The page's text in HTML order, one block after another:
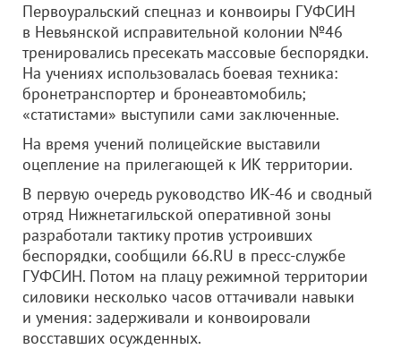
Первоуральский спецназ и конвоиры ГУФСИН
в Невьянской исправительной колонии №46
тренировались пресекать массовые беспорядки.
На учениях использовалась боевая техника:
бронетранспортер и бронеавтомобиль;
«статистами» выступили сами заключенные.
На время учений полицейские выставили
оцепление на прилегающей к ИК территории.
В первую очередь руководство ИК-46 и сводный
отряд Нижнетагильской оперативной зоны
разработали тактику против устроивших
беспорядки, сообщили 66.RU в пресс-службе
ГУФСИН. Потом на плацу режимной территории
силовики несколько часов оттачивали навыки
и умения: задерживали и конвоировали
восставших осужденных.